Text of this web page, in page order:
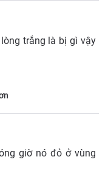
trắng là bị gì vậy
giờ nó đỏ ở vùng